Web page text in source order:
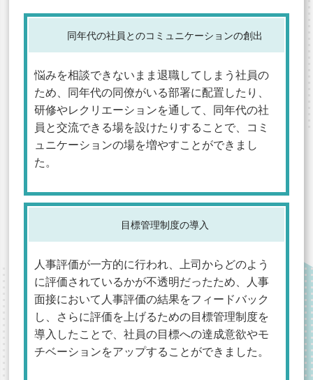
同年代の社員とのコミュニケーションの創出
悩みを相談できないまま退職してしまう社員の
ため、同年代の同僚がいる部署に配置したり、
研修やレクリエーションを通して、同年代の社
員と交流できる場を設けたりすることで、コミ
ュニケーションの場を増やすことができまし
た。
目標管理制度の導入
人事評価が一方的に行われ、上司からどのよう
に評価されているかが不透明だったため、人事
面接において人事評価の結果をフィードバック
し、さらに評価を上げるための目標管理制度を
導入したことで、社員の目標への達成意欲やモ
チベーションをアップすることができました。